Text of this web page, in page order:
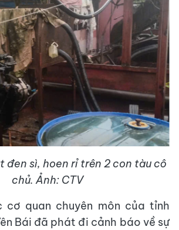
đen sì, hoen rỉ trên 2 con tàu cô
chủ. Ảnh: CTV
cơ quan chuyên môn của tỉnh
Bái đã phát đi cảnh báo về sự